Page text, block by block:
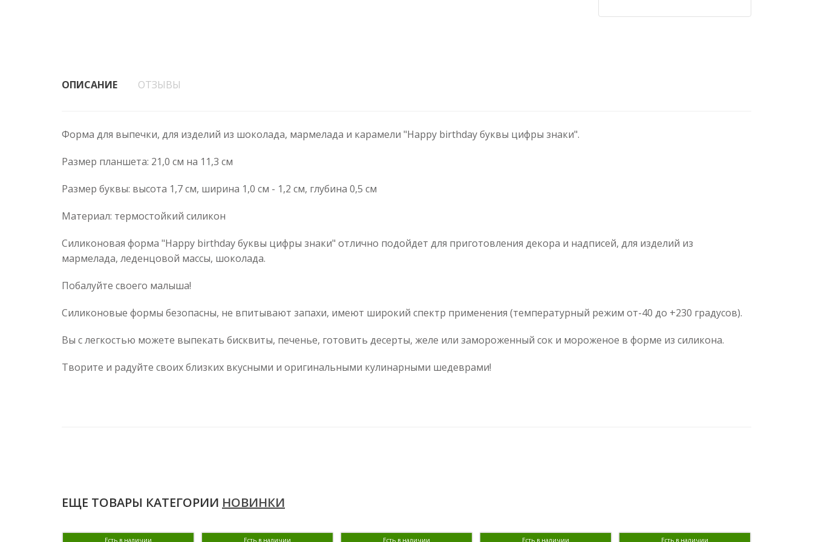
ОПИСАНИЕ ОТЗЫВЫ
Форма для выпечки, для изделий из шоколада, мармелада и карамели "Нappy birthday буквы цифры знаки".
Размер планшета: 21,0 см на 11,3 см
Размер буквы: высота 1,7 см, ширина 1,0 см - 1,2 см, глубина 0,5 см
Материал: термостойкий силикон
Силиконовая форма "Нappy birthday буквы цифры знаки" отлично подойдет для приготовления декора и надписей, для изделий из
мармелада, леденцовой массы, шоколада.
Побалуйте своего малыша!
Силиконовые формы безопасны, не впитывают запахи, имеют широкий спектр применения (температурный режим от-40 до +230 градусов).
Вы с легкостью можете выпекать бисквиты, печенье, готовить десерты, желе или замороженный сок и мороженое в форме из силикона.
Творите и радуйте своих близких вкусными и оригинальными кулинарными шедеврами!
ЕЩЕ ТОВАРЫ КАТЕГОРИИ НОВИНКИ
Есть в наличии Есть в наличии Есть в наличии Есть в наличии Есть в наличии